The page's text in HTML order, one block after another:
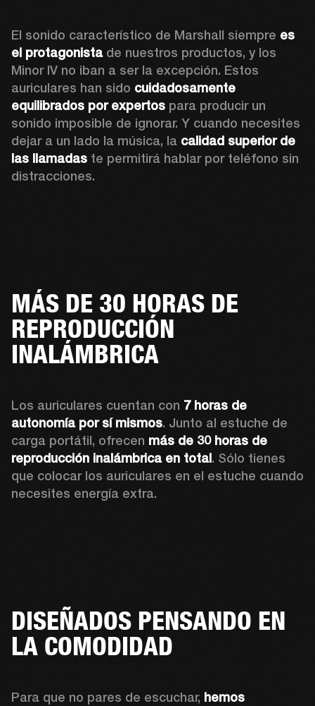
El sonido característico de Marshall siempre es
el protagonista de nuestros productos, y los
Minor IV no iban a ser la excepción. Estos
auriculares han sido cuidadosamente
equilibrados por expertos para producir un
sonido imposible de ignorar. Y cuando necesites
dejar a un lado la música, la calidad superior de
las llamadas te permitirá hablar por teléfono sin
distracciones.
MÁS DE 30 HORAS DE
REPRODUCCIÓN
INALÁMBRICA
Los auriculares cuentan con 7 horas de
autonomía por sí mismos. Junto al estuche de
carga portátil, ofrecen más de 30 horas de
reproducción inalámbrica en total. Sólo tienes
que colocar los auriculares en el estuche cuando
necesites energía extra.
DISEÑADOS PENSANDO EN
LA COMODIDAD
Para que no pares de escuchar, hemos